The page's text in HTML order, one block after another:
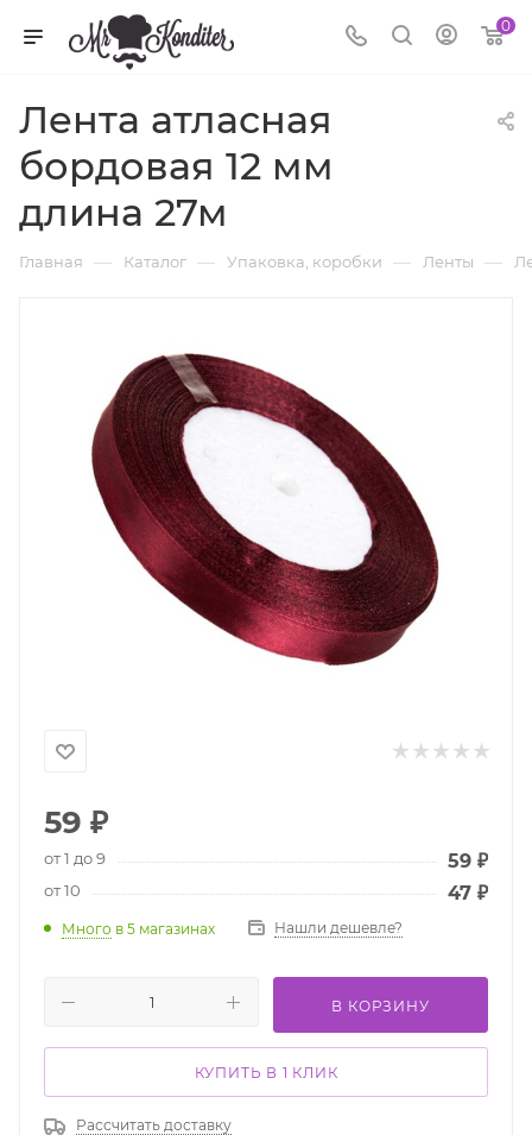
0
Лента атласная
бордовая 12 мм
длина 27м
Главная — Каталог — Упаковка, коробки — Ленты —
59 ₽
от 1 до 9 59 ₽
от 10 47 ₽
Много в 5 магазинах Нашли дешевле?
В КОРЗИНУ
КУПИТЬ В 1 КЛИК
Рассчитать доставку